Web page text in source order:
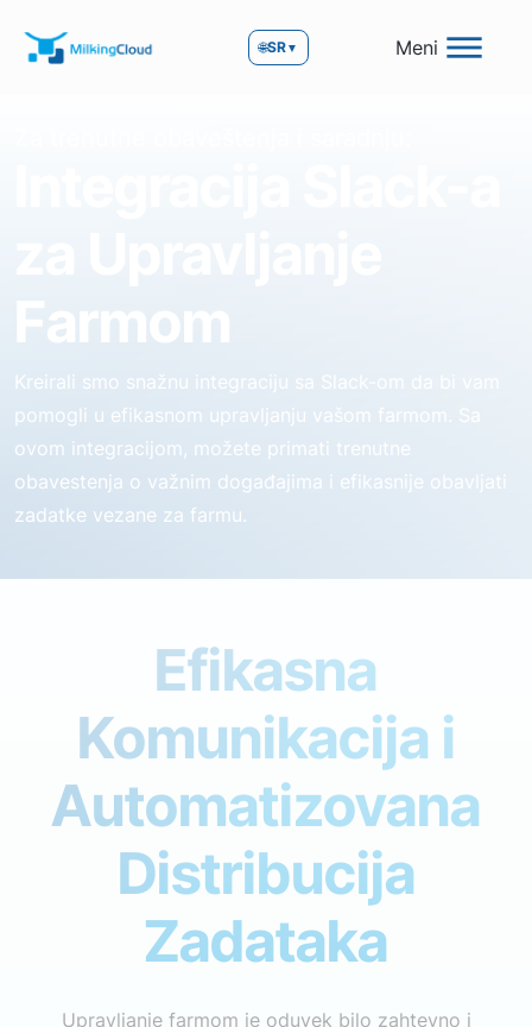
🌐SR▼ Meni
Farmom
Kreirali smo snažnu integraciju sa Slack-om da bi vam
pomogli u efikasnom upravljanju vašom farmom. Sa
ovom integracijom, možete primati trenutne
obavestenja o važnim događajima i efikasnije obavljati
zadatke vezane za farmu.
Efikasna
Komunikacija i
Automatizovana
Distribucija
Zadataka
Upravljanje farmom je oduvek bilo zahtevno i